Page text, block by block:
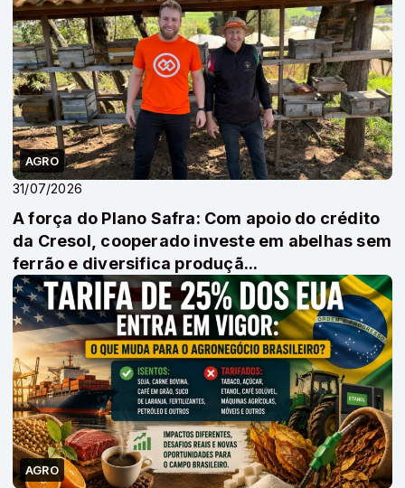
AGRO
31/07/2026
A força do Plano Safra: Com apoio do crédito
da Cresol, cooperado investe em abelhas sem
ferrão e diversifica produçã...
AGRO